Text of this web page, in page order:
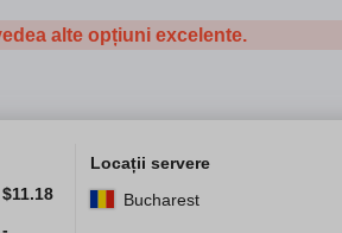
alte opțiuni excelente.
$11.18
Locații servere
Bucharest